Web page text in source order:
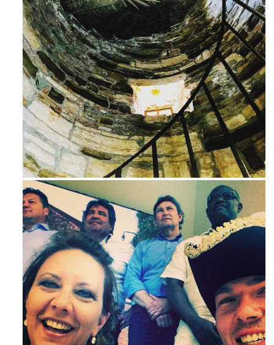
Ago 3